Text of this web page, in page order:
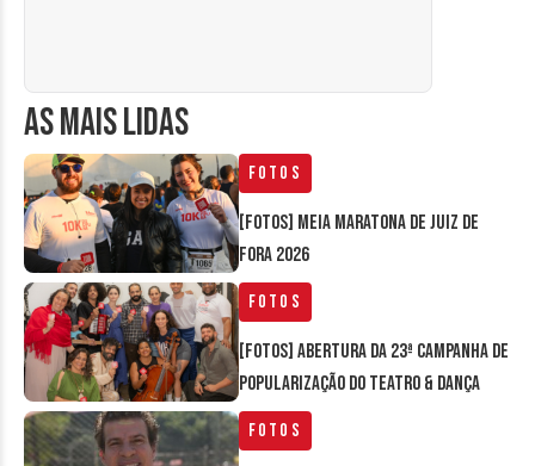
AS MAIS LIDAS
Fotos
[FOTOS] Meia Maratona de Juiz de
Fora 2026
Fotos
[FOTOS] Abertura da 23ª Campanha de
Popularização do Teatro & Dança
Fotos